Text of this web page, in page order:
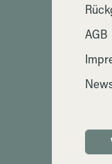
AGB